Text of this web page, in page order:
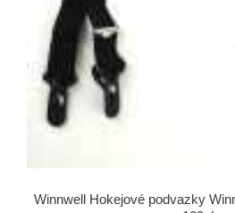
Winnwell Hokejové podvazky